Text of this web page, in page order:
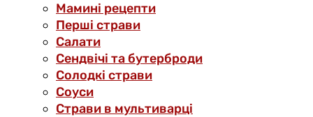
Мамині рецепти
Перші страви
Салати
Сендвічі та бутерброди
Солодкі страви
Соуси
Страви в мультиварці